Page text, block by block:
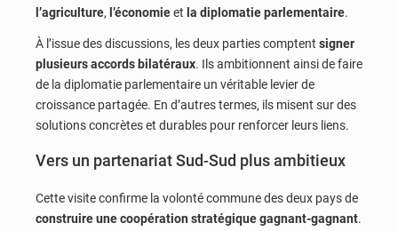
l’agriculture, l’économieet la diplomatie parlementaire.
À l’issue des discussions, les deux parties comptent signer
plusieurs accords bilatéraux. Ils ambitionnent ainsi de faire
de la diplomatie parlementaire un véritable levier de
croissance partagée. En d’autres termes, ils misent sur des
solutions concrètes et durables pour renforcer leurs liens.
Vers un partenariat Sud-Sud plus ambitieux
Cette visite confirme la volonté commune des deux pays de
construire une coopération stratégique gagnant-gagnant.